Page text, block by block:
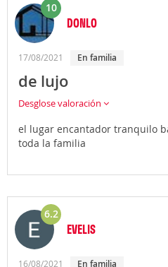
10
DONLO
17/08/2021 En familia
de lujo
Desglose valoración
el lugar encantador tranquilo
toda la familia
6.2
EVELIS
16/08/2021 En familia